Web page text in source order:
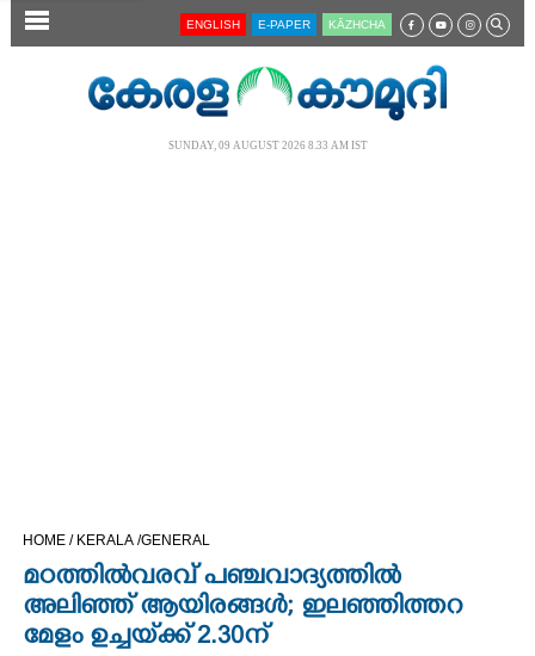
SECTIONS
OPINION
ENGLISH E-PAPER KĀZHCHA
SUNDAY, 09 AUGUST 2026 8.33 AM IST
HOME / KERALA /GENERAL
മഠത്തിൽവരവ് പഞ്ചവാദ്യത്തിൽ
അലിഞ്ഞ് ആയിരങ്ങൾ; ഇലഞ്ഞിത്തറ
മേളം ഉച്ചയ്‌ക്ക് 2.30ന്